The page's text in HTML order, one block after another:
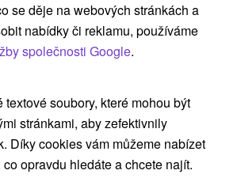
Hotely na Slovensku (3)
(2) Wellness hotely na Slovensku
pro rodiny s dětmi
nebo termín
se děje na webových stránkách a
nabídky či reklamu, používáme
společnosti Google.
soubory, které mohou být
stránkami, aby zefektivnily
Díky cookies vám můžeme nabízet
opravdu hledáte a chcete najít.